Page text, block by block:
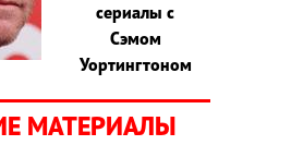
сериалы с
Сэмом
Уортингтоном
МАТЕРИАЛЫ